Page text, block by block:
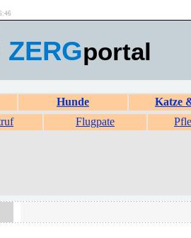
ZERGportal
Hunde Katze
Flugpate